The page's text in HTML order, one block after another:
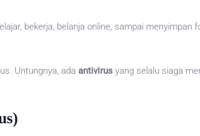
bekerja, belanja online, sampai menyimpan
Untungnya, ada antivirus yang selalu siaga